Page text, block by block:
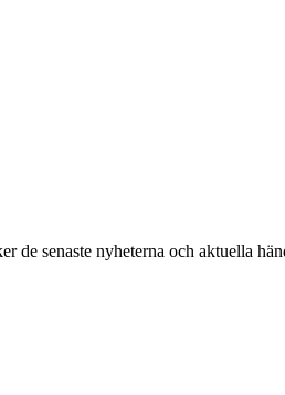
de senaste nyheterna och aktuella